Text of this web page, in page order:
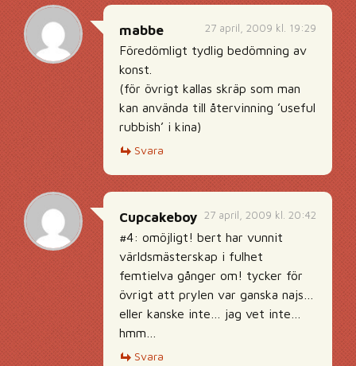
27 april, 2009 kl. 19:29
mabbe
Föredömligt tydlig bedömning av
konst.
(för övrigt kallas skräp som man
kan använda till återvinning ’useful
rubbish’ i kina)
Svara
27 april, 2009 kl. 20:42
Cupcakeboy
#4: omöjligt! bert har vunnit
världsmästerskap i fulhet
femtielva gånger om! tycker för
övrigt att prylen var ganska najs…
eller kanske inte… jag vet inte…
hmm…
Svara